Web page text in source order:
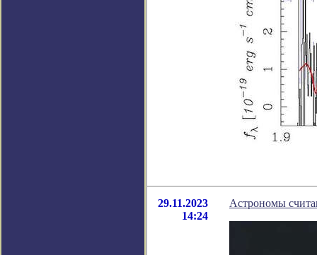
29.11.2023
14:24
Астрономы